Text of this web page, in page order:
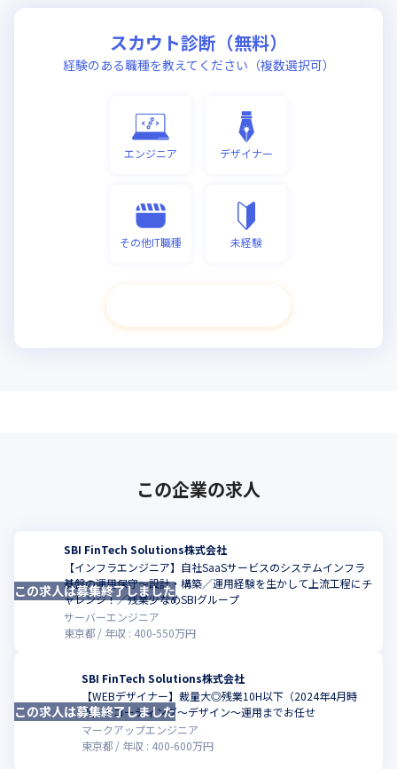
スカウト診断（無料）
経験のある職種を教えてください（複数選択可）
エンジニア デザイナー
その他IT職種 未経験
この企業の求人
SBI FinTech Solutions株式会社
【インフラエンジニア】自社SaaSサービスのシステムインフラ
基盤の運用保守～設計・構築／運用経験を生かして上流工程にチ
ャレンジ！／残業少なめSBIグループ
サーバーエンジニア
東京都
年収 : 400-550万円
この求人は募集終了しました
SBI FinTech Solutions株式会社
【WEBデザイナー】裁量大◎残業10H以下（2024年4月時
点）！コーディング～デザイン～運用までお任せ
マークアップエンジニア
東京都
年収 : 400-600万円
この求人は募集終了しました